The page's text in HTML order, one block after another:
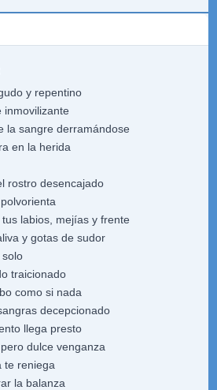
y repentino
inmovilizante
la sangre derramándose
en la herida
rostro desencajado
labios, mejías y frente
y gotas de sudor
solo
traicionado
como si nada
decepcionado
llega presto
dulce venganza
te reniega
la balanza